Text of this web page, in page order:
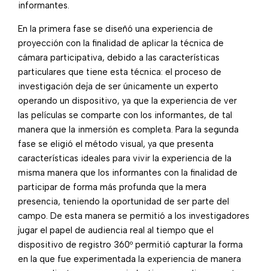
informantes.
En la primera fase se diseñó una experiencia de
proyección con la finalidad de aplicar la técnica de
cámara participativa, debido a las características
particulares que tiene esta técnica: el proceso de
investigación deja de ser únicamente un experto
operando un dispositivo, ya que la experiencia de ver
las películas se comparte con los informantes, de tal
manera que la inmersión es completa. Para la segunda
fase se eligió el método visual, ya que presenta
características ideales para vivir la experiencia de la
misma manera que los informantes con la finalidad de
participar de forma más profunda que la mera
presencia, teniendo la oportunidad de ser parte del
campo. De esta manera se permitió a los investigadores
jugar el papel de audiencia real al tiempo que el
dispositivo de registro 360º permitió capturar la forma
en la que fue experimentada la experiencia de manera